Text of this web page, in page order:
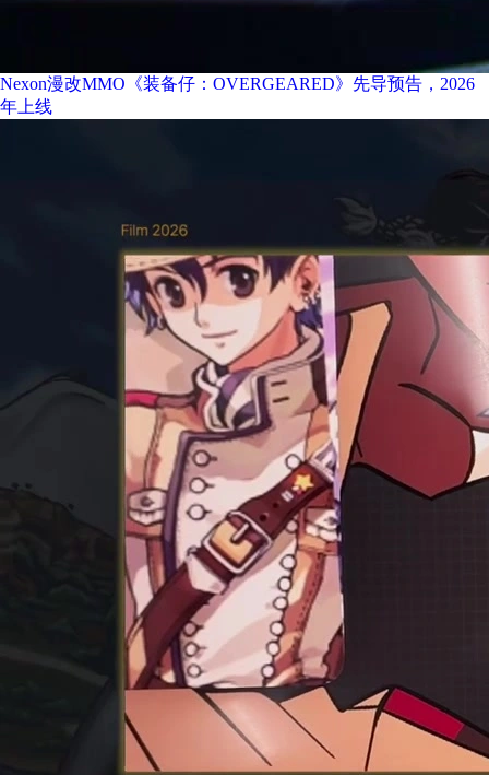
Nexon漫改MMO《装备仔：OVERGEARED》先导预告，2026
年上线